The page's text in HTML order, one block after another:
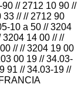
// 2712 10 90 //
33 // // 2712 90
10 a 50 // 3204
3204 14 00 // //
// // 3204 19 00
00 19 // 34.03-
91 // 34.03-19 //